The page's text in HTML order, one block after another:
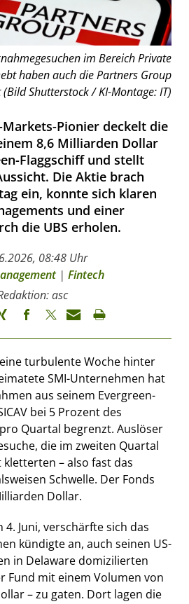
im Bereich Private
haben auch die Partners Group
Shutterstock / KI-Montage: IT)
Pionier deckelt die
8,6 Milliarden Dollar
Flaggschiff und stellt
Die Aktie brach
ein, konnte sich klaren
und einer
die UBS erholen.
08:48 Uhr
| Fintech
asc
turbulente Woche hinter
SMI-Unternehmen hat
aus seinem Evergreen-
bei 5 Prozent des
Quartal begrenzt. Auslöser
die im zweiten Quartal
– also fast das
Schwelle. Der Fonds
Dollar.
4. Juni, verschärfte sich das
kündigte an, auch seinen US-
in Delaware domizilierten
Fund mit einem Volumen von
– zu gaten. Dort lagen die